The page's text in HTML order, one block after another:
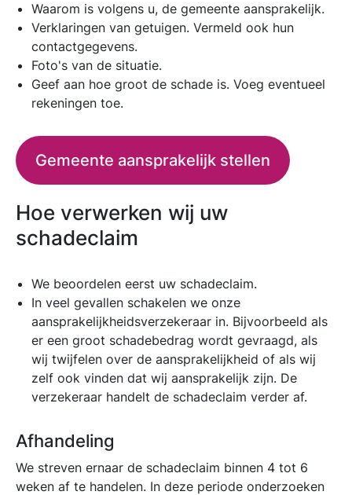
Waarom is volgens u, de gemeente aansprakelijk.
Verklaringen van getuigen. Vermeld ook hun
contactgegevens.
Foto's van de situatie.
Geef aan hoe groot de schade is. Voeg eventueel
rekeningen toe.
Gemeente aansprakelijk stellen
Hoe verwerken wij uw
schadeclaim
We beoordelen eerst uw schadeclaim.
In veel gevallen schakelen we onze
aansprakelijkheidsverzekeraar in. Bijvoorbeeld als
er een groot schadebedrag wordt gevraagd, als
wij twijfelen over de aansprakelijkheid of als wij
zelf ook vinden dat wij aansprakelijk zijn. De
verzekeraar handelt de schadeclaim verder af.
Afhandeling
We streven ernaar de schadeclaim binnen 4 tot 6
weken af te handelen. In deze periode onderzoeken